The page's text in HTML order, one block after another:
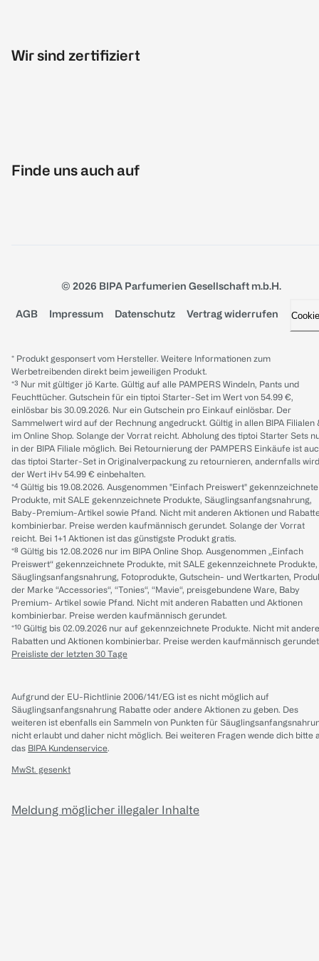
Wir sind zertifiziert
Finde uns auch auf
© 2026 BIPA Parfumerien Gesellschaft m.b.H.
AGB Impressum Datenschutz Vertrag widerrufen
* Produkt gesponsert vom Hersteller. Weitere Informationen zum
Werbetreibenden direkt beim jeweiligen Produkt.
*³ Nur mit gültiger jö Karte. Gültig auf alle PAMPERS Windeln, Pants und
Feuchttücher. Gutschein für ein tiptoi Starter-Set im Wert von 54.99 €,
einlösbar bis 30.09.2026. Nur ein Gutschein pro Einkauf einlösbar. Der
Sammelwert wird auf der Rechnung angedruckt. Gültig in allen BIPA Filialen
im Online Shop. Solange der Vorrat reicht. Abholung des tiptoi Starter Sets
in der BIPA Filiale möglich. Bei Retournierung der PAMPERS Einkäufe ist
das tiptoi Starter-Set in Originalverpackung zu retournieren, andernfalls wird
der Wert iHv 54.99 € einbehalten.
*⁴ Gültig bis 19.08.2026. Ausgenommen "Einfach Preiswert" gekennzeichnete
Produkte, mit SALE gekennzeichnete Produkte, Säuglingsanfangsnahrung,
Baby-Premium-Artikel sowie Pfand. Nicht mit anderen Aktionen und
kombinierbar. Preise werden kaufmännisch gerundet. Solange der Vorrat
reicht. Bei 1+1 Aktionen ist das günstigste Produkt gratis.
*⁸ Gültig bis 12.08.2026 nur im BIPA Online Shop. Ausgenommen „Einfach
Preiswert“ gekennzeichnete Produkte, mit SALE gekennzeichnete Produkte,
Säuglingsanfangsnahrung, Fotoprodukte, Gutschein- und Wertkarten,
der Marke “Accessories“, “Tonies“, “Mavie“, preisgebundene Ware, Baby
Premium- Artikel sowie Pfand. Nicht mit anderen Rabatten und Aktionen
kombinierbar. Preise werden kaufmännisch gerundet.
*¹⁰ Gültig bis 02.09.2026 nur auf gekennzeichnete Produkte. Nicht mit
Rabatten und Aktionen kombinierbar. Preise werden kaufmännisch
Preisliste der letzten 30 Tage
Aufgrund der EU-Richtlinie 2006/141/EG ist es nicht möglich auf
Säuglingsanfangsnahrung Rabatte oder andere Aktionen zu geben. Des
weiteren ist ebenfalls ein Sammeln von Punkten für
nicht erlaubt und daher nicht möglich. Bei weiteren Fragen wende dich bitte
das BIPA Kundenservice.
MwSt. gesenkt
Meldung möglicher illegaler Inhalte